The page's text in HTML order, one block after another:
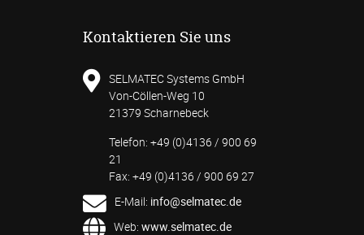
Kontaktieren Sie uns
SELMATEC Systems GmbH
Von-Cöllen-Weg 10
21379 Scharnebeck
Telefon: +49 (0)4136 / 900 69
21
Fax: +49 (0)4136 / 900 69 27
E-Mail: info@selmatec.de
Web: www.selmatec.de